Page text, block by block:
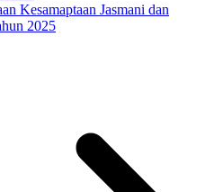
Kesamaptaan Jasmani dan
2025